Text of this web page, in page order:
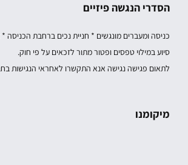
הסדרי הנגשה פיזיים
כניסה ומעברים מונגשים * חניית נכים ברחבת הכניסה *
סיוע במילוי טפסים ופטור מתור לזכאים על פי חוק.
לתאום פגישה נגישה אנא התקשרו לאחראי הנגישות
מיקומנו